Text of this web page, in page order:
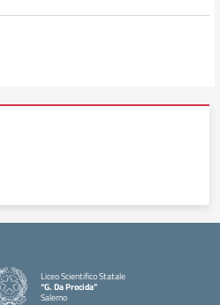
Liceo Scientifico Statale
“G. Da Procida”
Salerno